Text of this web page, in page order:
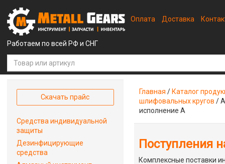
Работаем по всей РФ и СНГ
Оплата Доставка
Главная / Каталог
шлифовальных кругов /
исполнение А
Поступления
Комплексные поставки
Скачать прайс
Средства индивидуальной
защиты
Дезинфицирующие
средства